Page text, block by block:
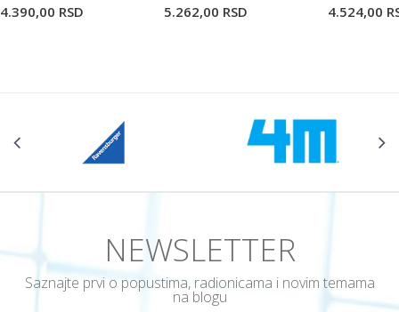
4.390,00 RSD 5.262,00 RSD 4.524,00
NEWSLETTER
Saznajte prvi o popustima, radionicama i novim temama
na blogu